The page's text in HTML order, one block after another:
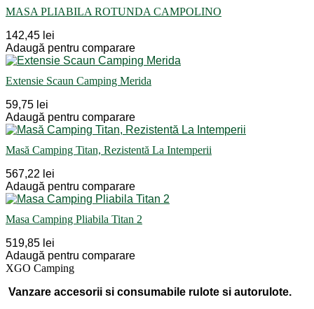
MASA PLIABILA ROTUNDA CAMPOLINO
142,45 lei
Adaugă pentru comparare
Extensie Scaun Camping Merida
59,75 lei
Adaugă pentru comparare
Masă Camping Titan, Rezistentă La Intemperii
567,22 lei
Adaugă pentru comparare
Masa Camping Pliabila Titan 2
519,85 lei
Adaugă pentru comparare
XGO Camping
Vanzare accesorii si consumabile rulote si autorulote.